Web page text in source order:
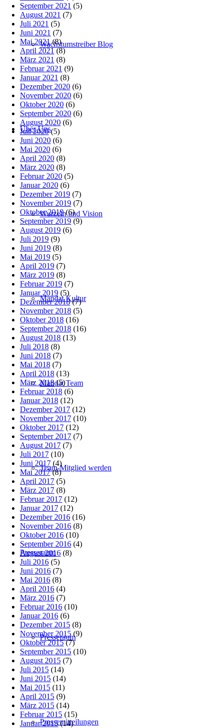
Wachstumstreiber Blog
Über Uns
Wurzeln und Vision
Mandat Kultur
Mandat Team
Team-Mitglied werden
Presseraum
Presseraum
Pressemitteilungen
September 2021 (5)
August 2021 (7)
Juli 2021 (5)
Juni 2021 (7)
Mai 2021(8)
April 2021(8)
März 2021 (8)
Februar 2021 (9)
Januar 2021 (8)
Dezember 2020 (6)
November 2020 (6)
Oktober 2020 (6)
September 2020 (6)
August 2020 (6)
Juli 2020(5)
Juni 2020 (6)
Mai 2020 (6)
April 2020 (8)
März 2020 (8)
Februar 2020 (5)
Januar 2020 (6)
Dezember 2019 (7)
November 2019 (7)
Oktober 2019(6)
September 2019 (9)
August 2019 (6)
Juli 2019 (9)
Juni 2019 (8)
Mai 2019 (5)
April 2019 (7)
März 2019 (8)
Februar 2019 (7)
Januar 2019 (5)
Dezember 2018(7)
November 2018 (5)
Oktober 2018 (16)
September 2018 (16)
August 2018 (13)
Juli 2018 (8)
Juni 2018 (7)
Mai 2018 (7)
April 2018 (13)
März 2018(5)
Februar 2018 (6)
Januar 2018 (12)
Dezember 2017 (12)
November 2017 (10)
Oktober 2017 (12)
September 2017 (7)
August 2017 (7)
Juli 2017 (10)
Juni 2017 (4)
Mai 2017(8)
April 2017 (5)
März 2017 (8)
Februar 2017 (12)
Januar 2017 (12)
Dezember 2016 (16)
November 2016 (8)
Oktober 2016 (10)
September 2016 (4)
August 2016 (8)
Juli 2016 (5)
Juni 2016 (7)
Mai 2016 (8)
April 2016 (4)
März 2016 (7)
Februar 2016 (10)
Januar 2016 (6)
Dezember 2015 (8)
November 2015 (9)
Oktober 2015(7)
September 2015 (10)
August 2015 (7)
Juli 2015 (14)
Juni 2015 (14)
Mai 2015 (11)
April 2015 (9)
März 2015 (14)
Februar 2015 (15)
Januar 2015(14)